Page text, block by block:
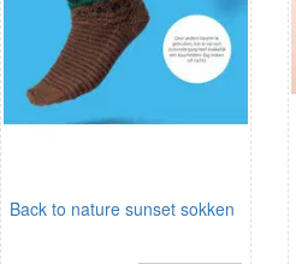
Back to nature sunset sokken